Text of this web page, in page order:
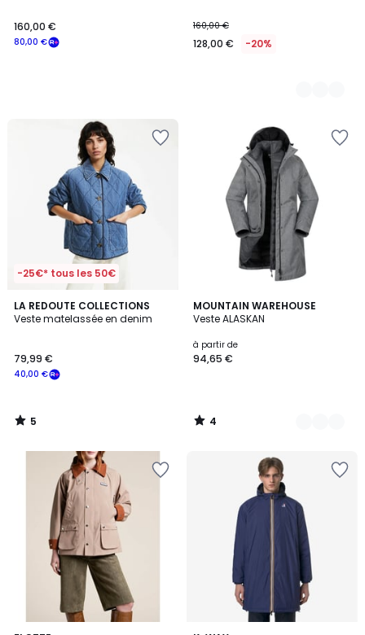
80,00 €
160,00 € 160,00 €
128,00 € -20%
-25€* tous les 50€
LA REDOUTE COLLECTIONS
Veste matelassée en denim
40,00 €
79,99 €
5
/
5
/
MOUNTAIN WAREHOUSE
Veste ALASKAN
à partir de
94,65 €
4
/
3
Couleurs
4
/